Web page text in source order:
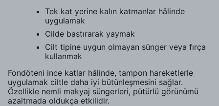
Tek kat yerine kalın katmanlar hâlinde
uygulamak
Cilde bastırarak yaymak
Cilt tipine uygun olmayan sünger veya fırça
kullanmak
Fondöteni ince katlar hâlinde, tampon hareketlerle
uygulamak ciltle daha iyi bütünleşmesini sağlar.
Özellikle nemli makyaj süngerleri, pütürlü görünümü
azaltmada oldukça etkilidir.